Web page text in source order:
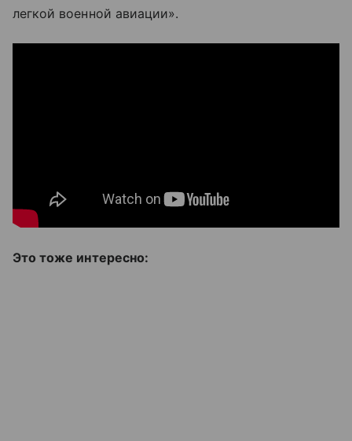
легкой военной авиации».
Это тоже интересно: